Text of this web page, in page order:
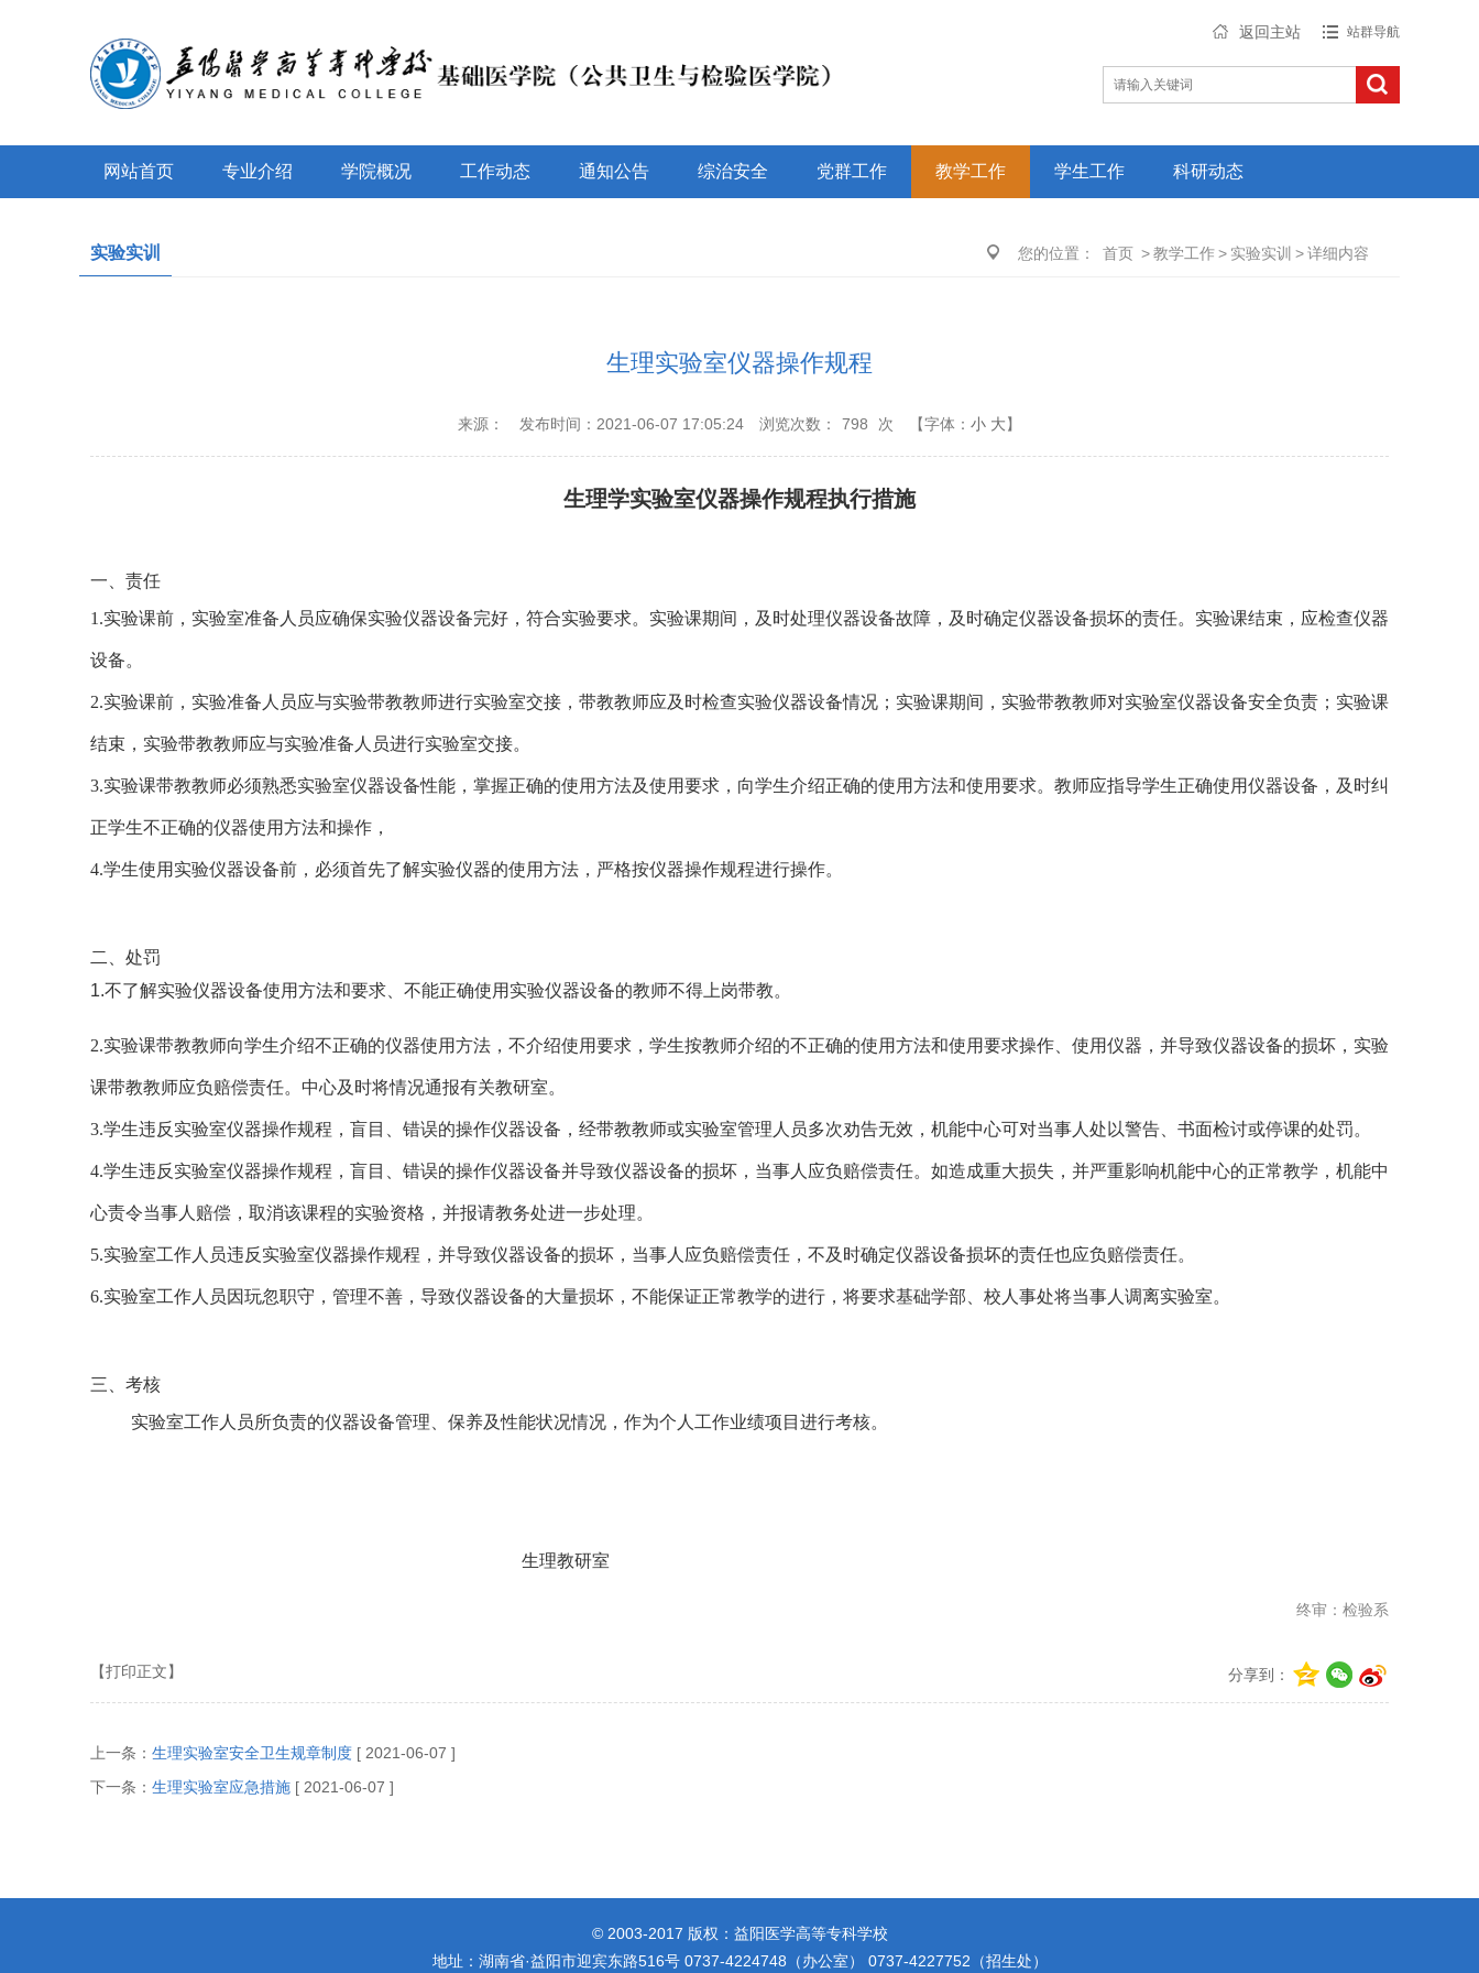
返回主站 站群导航
网站首页 专业介绍 学院概况 工作动态 通知公告 综治安全 党群工作 教学工作 学生工作 科研动态
您的位置： 首页 >教学工作> 实验实训 >详细内容
实验实训
生理实验室仪器操作规程
来源： 发布时间：2021-06-07 17:05:24 浏览次数： 798 次 【字体： 小 大】
生理学实验室仪器操作规程执行措施
一、责任
1.实验课前，实验室准备人员应确保实验仪器设备完好，符合实验要求。实验课期间，及时处理仪器设备故障，及时确定仪器设备损坏的责任。实验课结束，应检查仪器
设备。
2.实验课前，实验准备人员应与实验带教教师进行实验室交接，带教教师应及时检查实验仪器设备情况；实验课期间，实验带教教师对实验室仪器设备安全负责；实验课
结束，实验带教教师应与实验准备人员进行实验室交接。
3.实验课带教教师必须熟悉实验室仪器设备性能，掌握正确的使用方法及使用要求，向学生介绍正确的使用方法和使用要求。教师应指导学生正确使用仪器设备，及时纠
正学生不正确的仪器使用方法和操作，
4.学生使用实验仪器设备前，必须首先了解实验仪器的使用方法，严格按仪器操作规程进行操作。
二、处罚
1.不了解实验仪器设备使用方法和要求、不能正确使用实验仪器设备的教师不得上岗带教。
2.实验课带教教师向学生介绍不正确的仪器使用方法，不介绍使用要求，学生按教师介绍的不正确的使用方法和使用要求操作、使用仪器，并导致仪器设备的损坏，实验
课带教教师应负赔偿责任。中心及时将情况通报有关教研室。
3.学生违反实验室仪器操作规程，盲目、错误的操作仪器设备，经带教教师或实验室管理人员多次劝告无效，机能中心可对当事人处以警告、书面检讨或停课的处罚。
4.学生违反实验室仪器操作规程，盲目、错误的操作仪器设备并导致仪器设备的损坏，当事人应负赔偿责任。如造成重大损失，并严重影响机能中心的正常教学，机能中
心责令当事人赔偿，取消该课程的实验资格，并报请教务处进一步处理。
5.实验室工作人员违反实验室仪器操作规程，并导致仪器设备的损坏，当事人应负赔偿责任，不及时确定仪器设备损坏的责任也应负赔偿责任。
6.实验室工作人员因玩忽职守，管理不善，导致仪器设备的大量损坏，不能保证正常教学的进行，将要求基础学部、校人事处将当事人调离实验室。
三、考核
实验室工作人员所负责的仪器设备管理、保养及性能状况情况，作为个人工作业绩项目进行考核。
生理教研室
终审：检验系
分享到：
【打印正文】
上一条： 生理实验室安全卫生规章制度 [ 2021-06-07 ]
下一条： 生理实验室应急措施 [ 2021-06-07 ]
© 2003-2017 版权：益阳医学高等专科学校
地址：湖南省·益阳市迎宾东路516号 0737-4224748（办公室） 0737-4227752（招生处）